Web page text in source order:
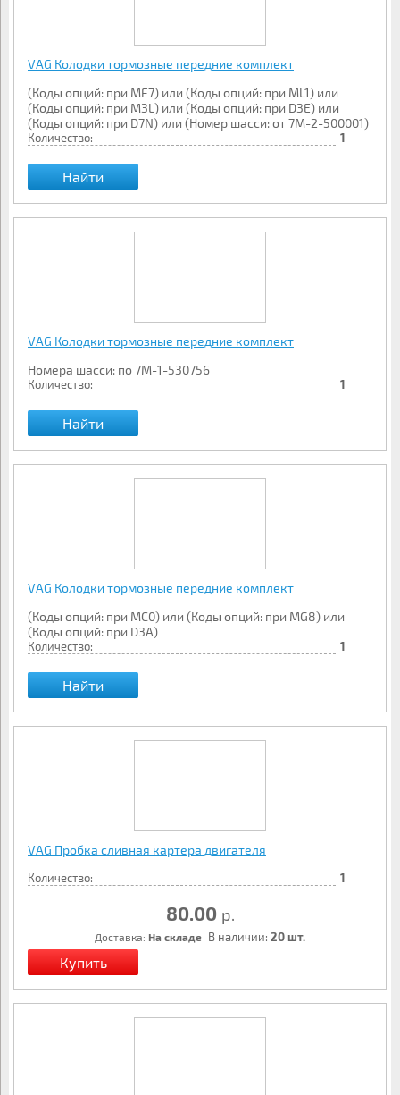
VAG Колодки тормозные передние комплект
(Коды опций: при MF7) или (Коды опций: при ML1) или
(Коды опций: при M3L) или (Коды опций: при D3E) или
(Коды опций: при D7N) или (Номер шасси: от 7M-2-500001)
Количество: 1
Найти
VAG Колодки тормозные передние комплект
Номера шасси: по 7M-1-530756
Количество: 1
Найти
VAG Колодки тормозные передние комплект
(Коды опций: при MC0) или (Коды опций: при MG8) или
(Коды опций: при D3A)
Количество: 1
Найти
VAG Пробка сливная картера двигателя
Количество: 1
80.00 р.
Доставка: На складе В наличии: 20 шт.